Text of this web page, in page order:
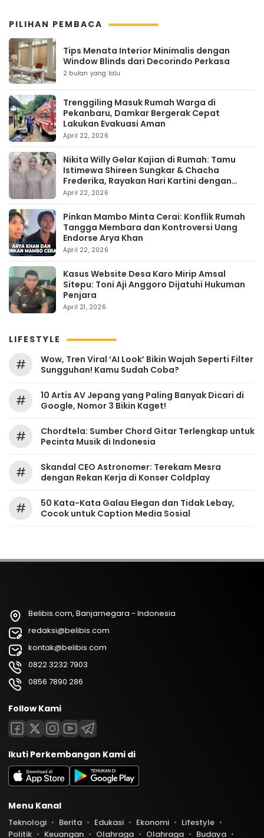
PILIHAN PEMBACA
Tips Menata Interior Minimalis dengan
Window Blinds dari Decorindo Perkasa
2 bulan yang lalu
Trenggiling Masuk Rumah Warga di
Pekanbaru, Damkar Bergerak Cepat
Lakukan Evakuasi Aman
April 22, 2026
Nikita Willy Gelar Kajian di Rumah: Tamu
Istimewa Shireen Sungkar & Chacha
Frederika, Rayakan Hari Kartini dengan
Kehangatan
April 22, 2026
Pinkan Mambo Minta Cerai: Konflik Rumah
Tangga Membara dan Kontroversi Uang
Endorse Arya Khan
April 22, 2026
Kasus Website Desa Karo Mirip Amsal
Sitepu: Toni Aji Anggoro Dijatuhi Hukuman
Penjara
April 21, 2026
LIFESTYLE
#
Wow, Tren Viral ‘AI Look’ Bikin Wajah Seperti Filter
Sungguhan! Kamu Sudah Coba?
#
10 Artis AV Jepang yang Paling Banyak Dicari di
Google, Nomor 3 Bikin Kaget!
#
Chordtela: Sumber Chord Gitar Terlengkap untuk
Pecinta Musik di Indonesia
#
Skandal CEO Astronomer: Terekam Mesra
dengan Rekan Kerja di Konser Coldplay
#
50 Kata-Kata Galau Elegan dan Tidak Lebay,
Cocok untuk Caption Media Sosial
Belibis.com, Banjarnegara - Indonesia
redaksi@belibis.com
kontak@belibis.com
0822 3232 7903
0856 7890 286
Follow Kami
Ikuti Perkembangan Kami di
Menu Kanal
Teknologi Berita Edukasi Ekonomi
Lifestyle
Politik
Keuangan Olahraga Olahraga Budaya